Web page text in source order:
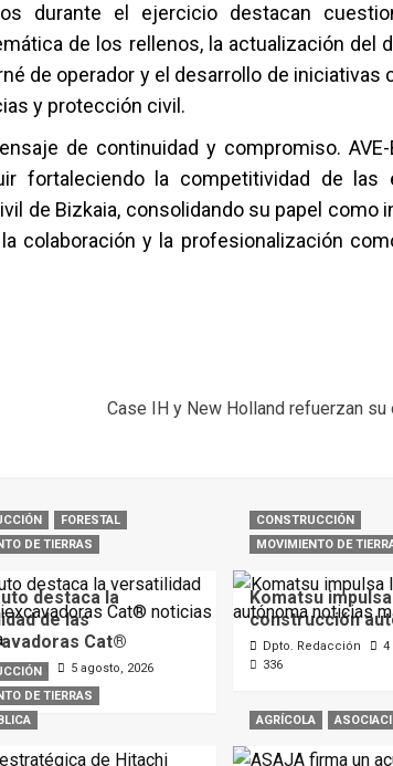
durante el ejercicio destacan
de los rellenos, la actualización del
de operador y el desarrollo de iniciativas
y protección civil.
de continuidad y compromiso. AVE-
fortaleciendo la competitividad de las
de Bizkaia, consolidando su papel como
colaboración y la profesionalización
Case IH y New Holland refuerzan su
FORESTAL
DE TIERRAS
destaca la
de las
Cat®
5 agosto, 2026
CONSTRUCCIÓN
MOVIMIENTO DE
Komatsu
construcción
Dpto. Redacción
4
336
DE TIERRAS
AGRÍCOLA